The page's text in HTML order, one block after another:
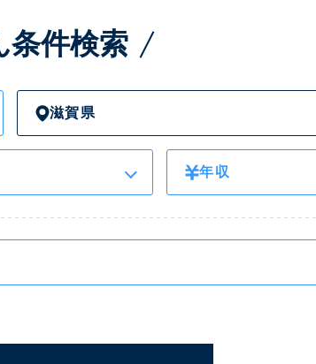
条件検索
滋賀県
年収